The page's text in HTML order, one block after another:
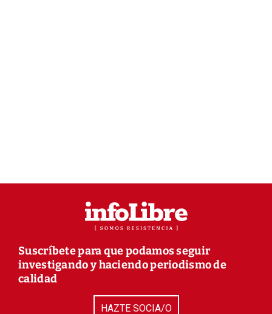
Suscríbete para que podamos seguir
investigando y haciendo periodismo de
calidad
HAZTE SOCIA/O